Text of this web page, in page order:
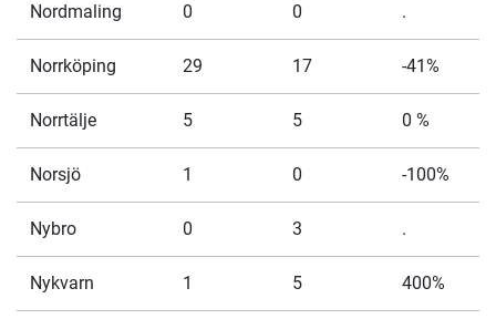
Nordmaling 0 0 .
Norrköping 29 17 -41%
Norrtälje 5 5 0 %
Norsjö 1 0 -100%
Nybro 0 3 .
Nykvarn 1 5 400%